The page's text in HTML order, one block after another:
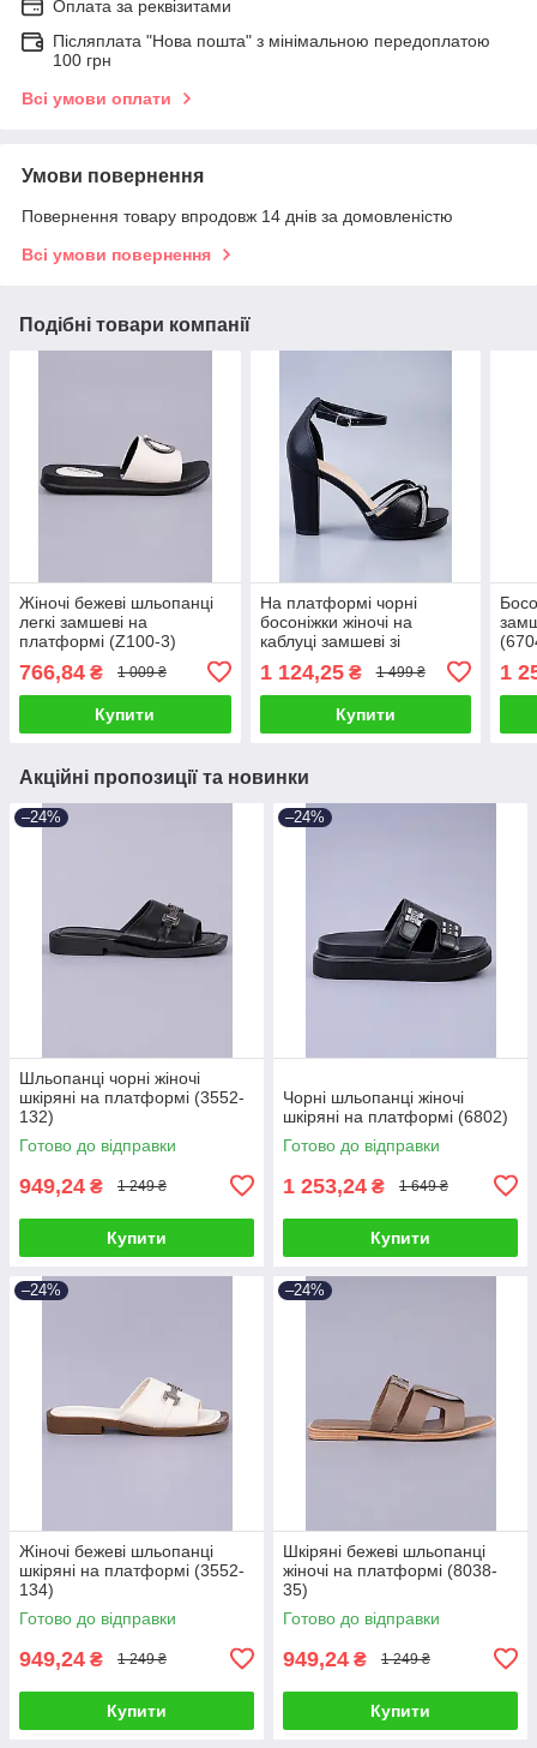
Оплата за реквізитами
Післяплата "Нова пошта" з мінімальною передоплатою
100 грн
Всі умови оплати
Умови повернення
Повернення товару впродовж 14 днів за домовленістю
Всі умови повернення
Подібні товари компанії
Жіночі бежеві шльопанці
легкі замшеві на
платформі (Z100-3)
766,84 ₴ 1 009 ₴
Купити
На платформі чорні
босоніжки жіночі на
каблуці замшеві зі
1 124,25₴ 1 499 ₴
Купити
1
Акційні пропозиції та новинки
–24%
Шльопанці чорні жіночі
шкіряні на платформі (3552-
132)
Готово до відправки
949,24 ₴ 1 249 ₴
Купити
–24%
Чорні шльопанці жіночі
шкіряні на платформі (6802)
Готово до відправки
1 253,24 ₴ 1 649 ₴
Купити
–24%
Жіночі бежеві шльопанці
шкіряні на платформі (3552-
134)
Готово до відправки
949,24 ₴ 1 249 ₴
Купити
–24%
Шкіряні бежеві шльопанці
жіночі на платформі (8038-
35)
Готово до відправки
949,24 ₴ 1 249 ₴
Купити